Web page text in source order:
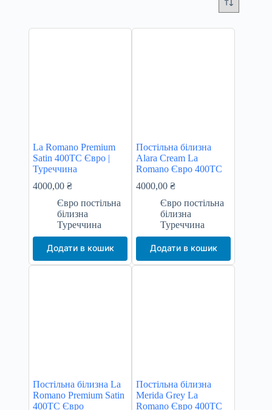
La Romano Premium
Satin 400TC Євро |
Туреччина
4000,00₴
Євро постільна
білизна
Туреччина
Додати в кошик
Постільна білизна
Alara Cream La
Romano Євро 400TC
4000,00₴
Євро постільна
білизна
Туреччина
Додати в кошик
Постільна білизна La
Romano Premium Satin
400TC Євро
Постільна білизна
Merida Grey La
Romano Євро 400TC